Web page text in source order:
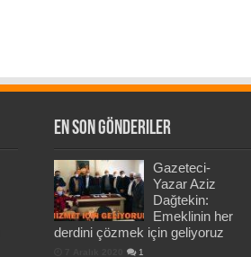
En Son Gönderiler
Gazeteci-
Yazar Aziz
Dağtekin:
Emeklinin her
derdini çözmek için geliyoruz
1